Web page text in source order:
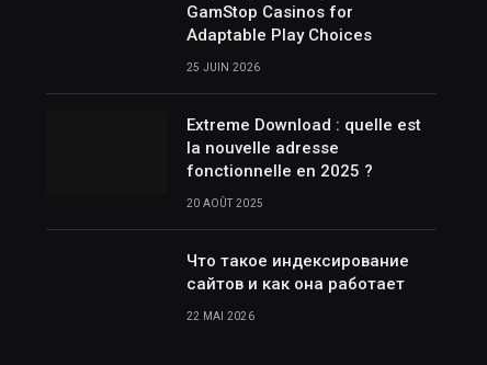
GamStop Casinos for
Adaptable Play Choices
25 JUIN 2026
Extreme Download : quelle est
la nouvelle adresse
fonctionnelle en 2025 ?
20 AOÛT 2025
Что такое индексирование
сайтов и как она работает
22 MAI 2026